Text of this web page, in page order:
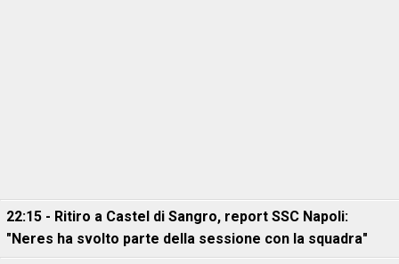
22:15 - Ritiro a Castel di Sangro, report SSC Napoli:
"Neres ha svolto parte della sessione con la squadra"